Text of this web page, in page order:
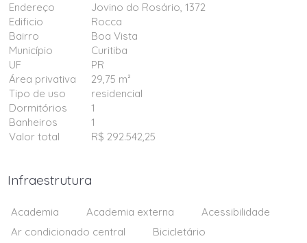
Endereço
Jovino do Rosário, 1372
Edificio
Rocca
Bairro
Boa Vista
Município
Curitiba
UF
PR
Área privativa
29,75 m²
Tipo de uso
residencial
Dormitórios
1
Banheiros
1
Valor total
R$ 292.542,25
Infraestrutura
Academia Academia externa
Acessibilidade
Ar condicionado central
Bicicletário